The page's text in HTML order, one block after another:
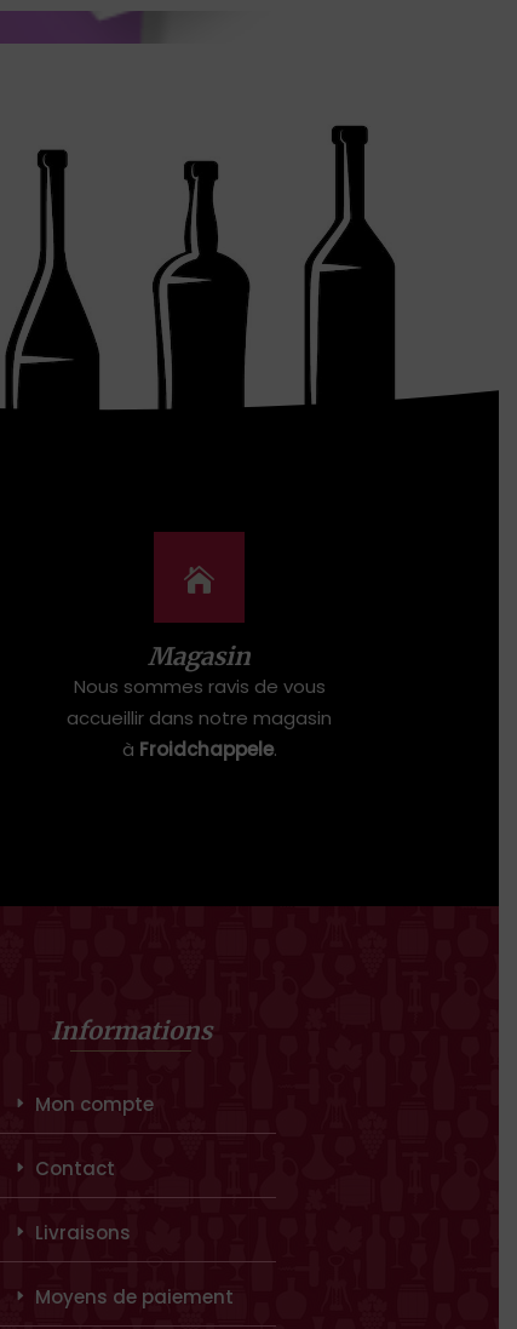
Magasin
Nous sommes ravis de vous
accueillir dans notre magasin
à Froidchappele.
Informations
Mon compte
Contact
Livraisons
Moyens de paiement